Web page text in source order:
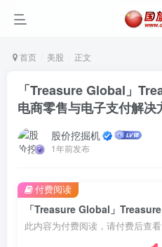
首页 美股 正文
「Treasure Global」
电商零售与电子支付解
股价挖掘机
1年前发布
此内容为付费阅读，请付费后查看
付费阅读